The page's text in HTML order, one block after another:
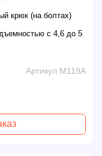
крюк (на болтах)
с 4,6 до 5
Артикул M119A